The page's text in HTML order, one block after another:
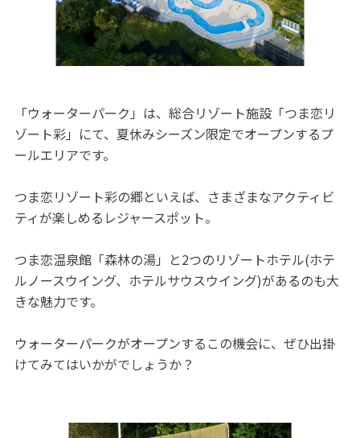
「ウォーターパーク」は、総合リゾート施設「つま恋リ
ゾート彩」にて、夏休みシーズン限定でオープンするプ
ールエリアです。
つま恋リゾート彩の郷といえば、さまざまなアクティビ
ティが楽しめるレジャースポット。
つま恋温泉館「森林の湯」と2つのリゾートホテル(ホテ
ルノースウイング、ホテルサウスウイング)があるのも大
きな魅力です。
ウォーターパークがオープンするこの機会に、ぜひ出掛
けてみてはいかがでしょうか？